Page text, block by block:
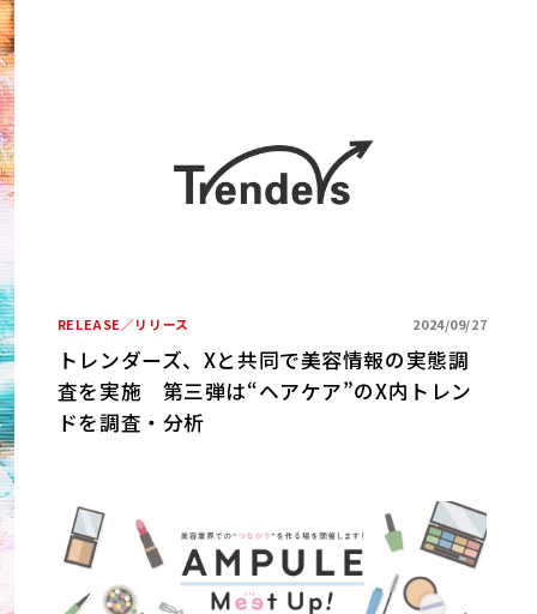
RELEASE／リリース 2024/09/27
トレンダーズ、Xと共同で美容情報の実態調
査を実施 第三弾は“ヘアケア”のX内トレン
ドを調査・分析